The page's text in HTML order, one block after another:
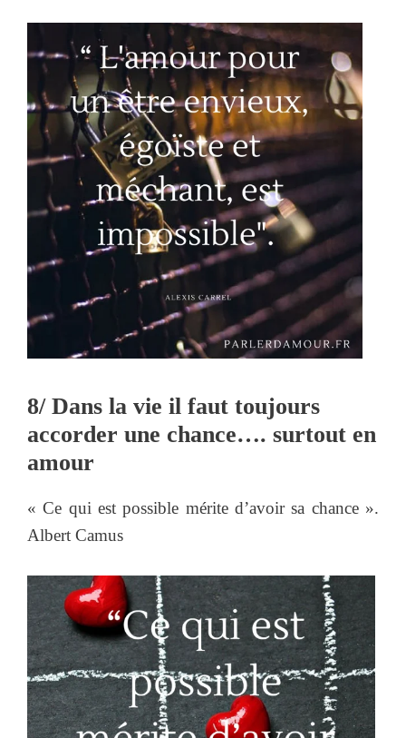
8/ Dans la vie il faut toujours
accorder une chance…. surtout en
amour
« Ce qui est possible mérite d’avoir sa chance ».
Albert Camus